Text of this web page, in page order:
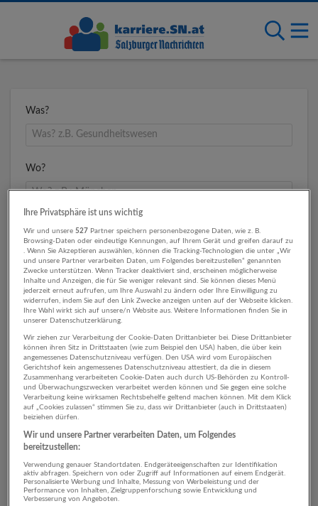
Was?
Wo?
2 Handwerk
Kulturwissenschaften
Unternehmen
Ihre Privatsphäre ist uns wichtig
Wir und unsere 527 Partner speichern personenbezogene Daten, wie z. B.
Browsing-Daten oder eindeutige Kennungen, auf Ihrem Gerät und greifen darauf zu
. Wenn Sie Akzeptieren auswählen, können die Tracking-Technologien die unter „Wir
und unsere Partner verarbeiten Daten, um Folgendes bereitzustellen“ genannten
Zwecke unterstützen. Wenn Tracker deaktiviert sind, erscheinen möglicherweise
Inhalte und Anzeigen, die für Sie weniger relevant sind. Sie können dieses Menü
jederzeit erneut aufrufen, um Ihre Auswahl zu ändern oder Ihre Einwilligung zu
widerrufen, indem Sie auf den Link Zwecke anzeigen unten auf der Webseite klicken.
Ihre Wahl wirkt sich auf unsere/n Website aus. Weitere Informationen finden Sie in
unserer Datenschutzerklärung.
Wir ziehen zur Verarbeitung der Cookie-Daten Drittanbieter bei. Diese Drittanbieter
können ihren Sitz in Drittstaaten (wie zum Beispiel den USA) haben, die über kein
angemessenes Datenschutzniveau verfügen. Den USA wird vom Europäischen
Gerichtshof kein angemessenes Datenschutzniveau attestiert, da die in diesem
Zusammenhang verarbeiteten Cookie-Daten auch durch US-Behörden zu Kontroll-
und Überwachungszwecken verarbeitet werden können und Sie gegen eine solche
Verarbeitung keine wirksamen Rechtsbehelfe geltend machen können. Mit dem Klick
auf „Cookies zulassen“ stimmen Sie zu, dass wir Drittanbieter (auch in Drittstaaten)
beiziehen dürfen.
Wir und unsere Partner verarbeiten Daten, um Folgendes
bereitzustellen:
Verwendung genauer Standortdaten. Endgeräteeigenschaften zur Identifikation
aktiv abfragen. Speichern von oder Zugriff auf Informationen auf einem Endgerät.
Personalisierte Werbung und Inhalte, Messung von Werbeleistung und der
Performance von Inhalten, Zielgruppenforschung sowie Entwicklung und
Verbesserung von Angeboten.